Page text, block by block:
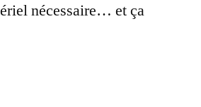
nécessaire… et ça